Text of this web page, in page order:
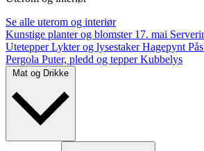
Se alle uterom og interiør
Kunstige planter og blomster 17. mai
UtetepperLykter og lysestakerHagepynt
Pergola Puter, pledd og tepperKubbelys